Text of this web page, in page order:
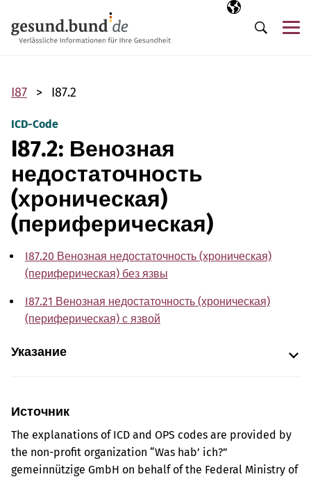
Выбранный
RU
Поиск
I87 I87.2
ICD-Code
I87.2: Венозная
недостаточность
(хроническая)
(периферическая)
I87.20 Венозная недостаточность (хроническая)
(периферическая) без язвы
I87.21 Венозная недостаточность (хроническая)
(периферическая) с язвой
Указание
Источник
The explanations of ICD and OPS codes are provided by
the non-profit organization “Was hab’ ich?”
gemeinnützige GmbH on behalf of the Federal Ministry of